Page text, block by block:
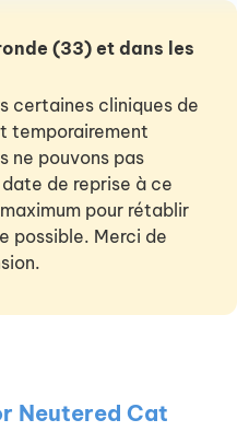
(33) et dans les
certaines cliniques de
temporairement
ne pouvons pas
de reprise à ce
pour rétablir
possible. Merci de
Neutered Cat